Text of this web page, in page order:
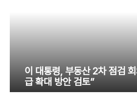
이 대통령, 부동산 2차 점검
급 확대 방안 검토”